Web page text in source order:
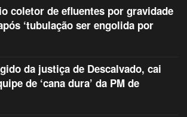
coletor de efluentes por gravidade
‘tubulação ser engolida por
da justiça de Descalvado, cai
de ‘cana dura’ da PM de